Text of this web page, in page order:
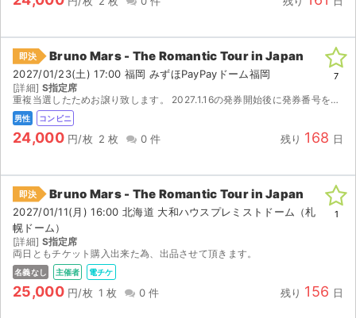
即決 Bruno Mars - The Romantic Tour in Japan
2027/01/23(土) 17:00 福岡 みずほPayPayドーム福岡
[詳細] S指定席
重複当選したためお譲り致します。 2027.1.16の発券開始後に発券番号をお知らせいたしますので、ご自身でセブンイレブンにて発券をお願い致します。 【注意事項】 ◉公演が中止とな...
男性 コンビニ
24,000 円/枚 2 枚 0 件 残り 168 日
7
即決 Bruno Mars - The Romantic Tour in Japan
2027/01/11(月) 16:00 北海道 大和ハウスプレミストドーム（札
幌ドーム）
[詳細] S指定席
両日ともチケット購入出来た為、出品させて頂きます。
名義なし 主催者 電チケ
25,000 円/枚 1 枚 0 件 残り 156 日
1